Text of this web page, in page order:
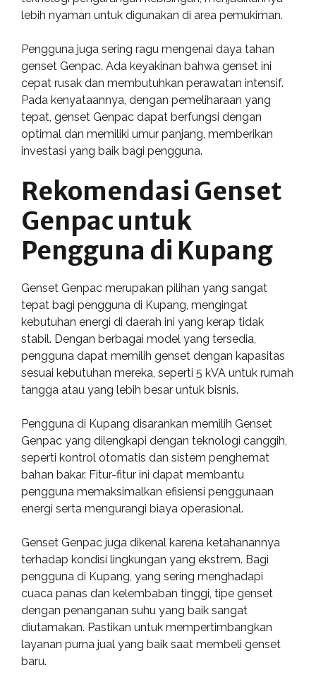
lebih nyaman untuk digunakan di area pemukiman.
Pengguna juga sering ragu mengenai daya tahan
genset Genpac. Ada keyakinan bahwa genset ini
cepat rusak dan membutuhkan perawatan intensif.
Pada kenyataannya, dengan pemeliharaan yang
tepat, genset Genpac dapat berfungsi dengan
optimal dan memiliki umur panjang, memberikan
investasi yang baik bagi pengguna.
Rekomendasi Genset
Genpac untuk
Pengguna di Kupang
Genset Genpac merupakan pilihan yang sangat
tepat bagi pengguna di Kupang, mengingat
kebutuhan energi di daerah ini yang kerap tidak
stabil. Dengan berbagai model yang tersedia,
pengguna dapat memilih genset dengan kapasitas
sesuai kebutuhan mereka, seperti 5 kVA untuk rumah
tangga atau yang lebih besar untuk bisnis.
Pengguna di Kupang disarankan memilih Genset
Genpac yang dilengkapi dengan teknologi canggih,
seperti kontrol otomatis dan sistem penghemat
bahan bakar. Fitur-fitur ini dapat membantu
pengguna memaksimalkan efisiensi penggunaan
energi serta mengurangi biaya operasional.
Genset Genpac juga dikenal karena ketahanannya
terhadap kondisi lingkungan yang ekstrem. Bagi
pengguna di Kupang, yang sering menghadapi
cuaca panas dan kelembaban tinggi, tipe genset
dengan penanganan suhu yang baik sangat
diutamakan. Pastikan untuk mempertimbangkan
layanan purna jual yang baik saat membeli genset
baru.